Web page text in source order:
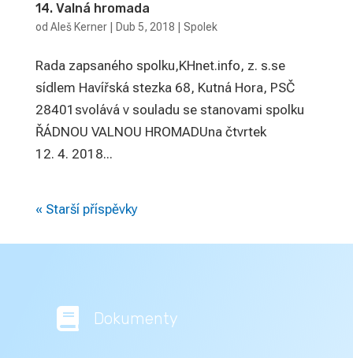
14. Valná hromada
od Aleš Kerner| Dub 5, 2018 Spolek
Rada zapsaného spolku,KHnet.info, z. s.se
sídlem Havířská stezka 68, Kutná Hora, PSČ
28401svolává v souladu se stanovami spolku
ŘÁDNOU VALNOU HROMADUna čtvrtek
12. 4. 2018...
« Starší příspěvky
 Dokumenty